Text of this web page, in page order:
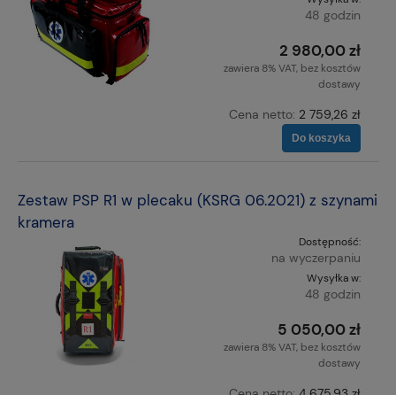
48 godzin
2 980,00 zł
zawiera 8% VAT, bez kosztów
dostawy
Cena netto: 2 759,26 zł
Do koszyka
Zestaw PSP R1 w plecaku (KSRG 06.2021) z szynami
kramera
Dostępność:
na wyczerpaniu
Wysyłka w:
48 godzin
5 050,00 zł
zawiera 8% VAT, bez kosztów
dostawy